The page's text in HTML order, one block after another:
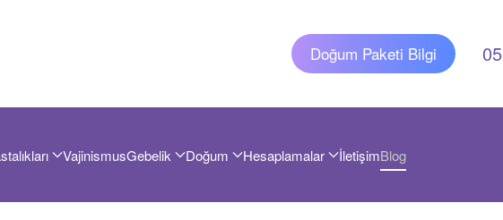
Doğum Paketi Bilgi
VajinismusGebelik Doğum Hesaplamalar İletişimBlog